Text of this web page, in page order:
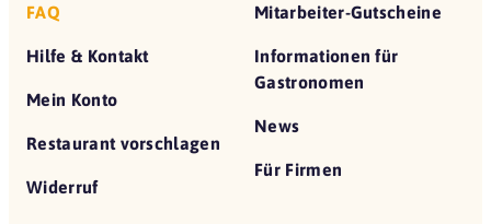
FAQ
Hilfe & Kontakt
Mein Konto
Restaurant vorschlagen
Widerruf
Mitarbeiter-Gutscheine
Informationen für
Gastronomen
News
Für Firmen